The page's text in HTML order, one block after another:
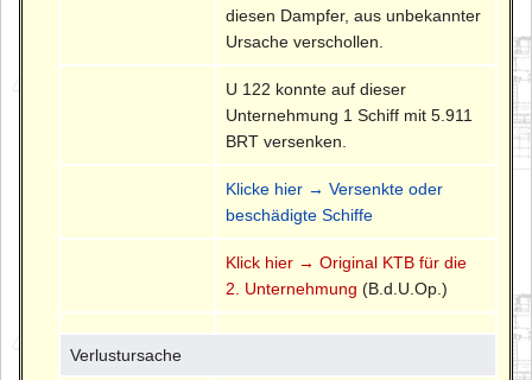
diesen Dampfer, aus unbekannter
Ursache verschollen.
U 122 konnte auf dieser
Unternehmung 1 Schiff mit 5.911
BRT versenken.
Klicke hier → Versenkte oder
beschädigte Schiffe
Klick hier → Original KTB für die
2. Unternehmung (B.d.U.Op.)
Verlustursache